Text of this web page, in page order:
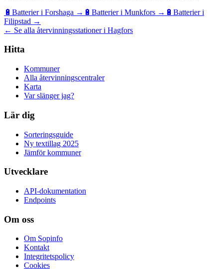
🔋 Batterieri Forshaga → 🔋 Batterieri Munkfors → 🔋 Batterieri
Filipstad →
← Se alla återvinningsstationer i Hagfors
Hitta
Kommuner
Alla återvinningscentraler
Karta
Var slänger jag?
Lär dig
Sorteringsguide
Ny textillag 2025
Jämför kommuner
Utvecklare
API-dokumentation
Endpoints
Om oss
Om Sopinfo
Kontakt
Integritetspolicy
Cookies